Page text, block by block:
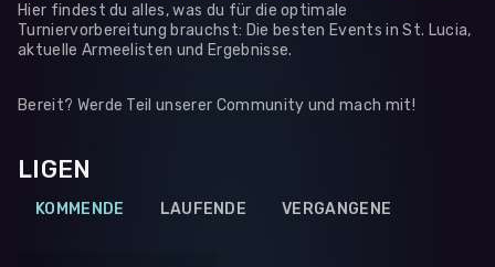
Hier findest du alles, was du für die optimale
Turniervorbereitung brauchst: Die besten Events in St. Lucia,
aktuelle Armeelisten und Ergebnisse.
Bereit? Werde Teil unserer Community und mach mit!
LIGEN
KOMMENDE LAUFENDE VERGANGENE